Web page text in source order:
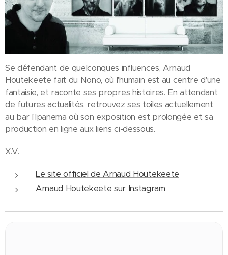
Se défendant de quelconques influences, Arnaud
Houtekeete fait du Nono, où l'humain est au centre d'une
fantaisie, et raconte ses propres histoires. En attendant
de futures actualités, retrouvez ses toiles actuellement
au bar l'Ipanema où son exposition est prolongée et sa
production en ligne aux liens ci-dessous.
X.V.
Le site officiel de Arnaud Houtekeete
Arnaud Houtekeete sur Instagram